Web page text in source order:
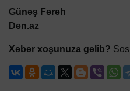
Günəş Fərəh
Den.az
Xəbər xoşunuza gəlib?